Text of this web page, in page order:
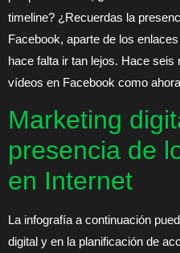
timeline? ¿Recuerdas la
Facebook, aparte de los
hace falta ir tan lejos. Hace
vídeos en Facebook como
Marketing
presencia de
en Internet
La infografía a continuación
digital y en la planificación de